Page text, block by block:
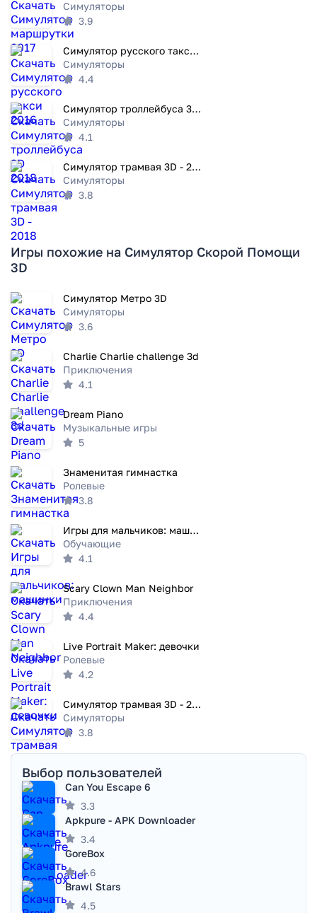
Симуляторы
3.9
Симулятор русского такси 2016
Симуляторы
4.4
Симулятор троллейбуса 3D 2018
Симуляторы
4.1
Симулятор трамвая 3D - 2018
Симуляторы
3.8
Игры похожие на Симулятор Скорой Помощи
3D
Симулятор Метро 3D
Симуляторы
3.6
Charlie Charlie challenge 3d
Приключения
4.1
Dream Piano
Музыкальные игры
5
Знаменитая гимнастка
Ролевые
3.8
Игры для мальчиков: машинки
Обучающие
4.1
Scary Clown Man Neighbor
Приключения
4.4
Live Portrait Maker: девочки
Ролевые
4.2
Симулятор трамвая 3D - 2018
Симуляторы
3.8
Выбор пользователей
Can You Escape 6
3.3
Apkpure - APK Downloader
3.4
GoreBox
4.6
Brawl Stars
4.5